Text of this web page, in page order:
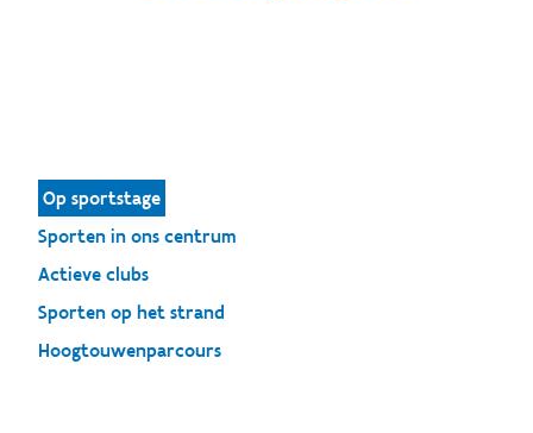
Op sportstage
Sporten in ons centrum
Actieve clubs
Sporten op het strand
Hoogtouwenparcours